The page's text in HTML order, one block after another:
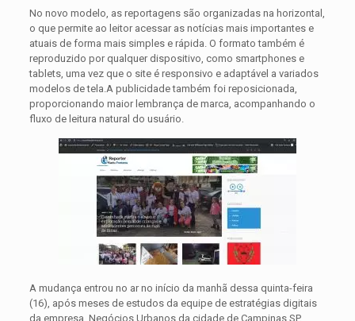
No novo modelo, as reportagens são organizadas na horizontal,
o que permite ao leitor acessar as notícias mais importantes e
atuais de forma mais simples e rápida.O formato também é
reproduzido por qualquer dispositivo, como smartphones e
tablets, uma vez que o site é responsivo e adaptável a variados
modelos de tela.A publicidade também foi reposicionada,
proporcionando maior lembrança de marca, acompanhando o
fluxo de leitura natural do usuário.
A mudança entrou no ar no início da manhã dessa quinta-feira
(16), após meses de estudos da equipe de estratégias digitais
da empresa Negócios Urbanos da cidade de Campinas SP,